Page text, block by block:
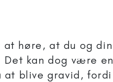
høre, at du og din
kan dog være
at blive gravid,